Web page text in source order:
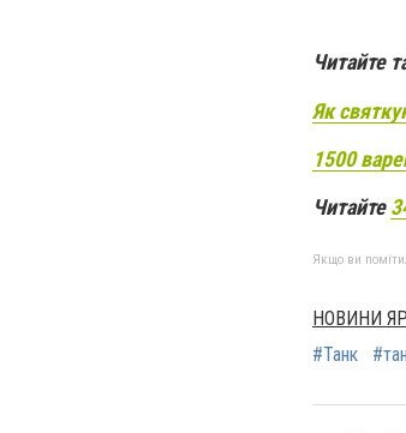
Читайте
Як
1500
Читайте
Якщо ви
НОВИНИ
#Танк